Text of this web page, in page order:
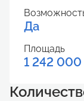
Да
Площадь
1 242